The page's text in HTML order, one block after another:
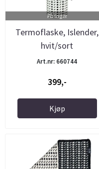
På lager
Termoflaske, Islender,
hvit/sort
Art.nr: 660744
399,-
Kjøp